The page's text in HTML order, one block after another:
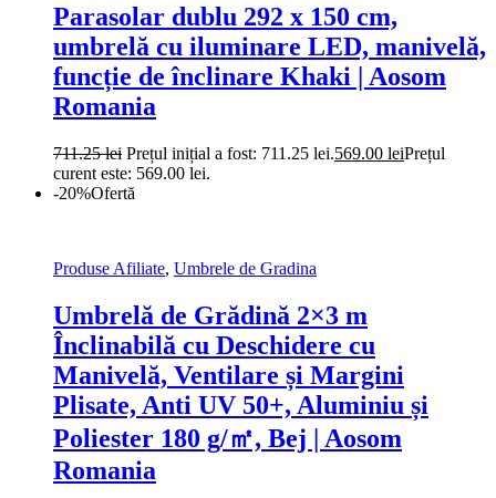
Parasolar dublu 292 x 150 cm,
umbrelă cu iluminare LED, manivelă,
funcție de înclinare Khaki | Aosom
Romania
711.25lei Prețul inițial a fost: 711.25 lei.569.00 leiPrețul
curent este: 569.00 lei.
-20%Ofertă
Produse Afiliate, Umbrele de Gradina
Umbrelă de Grădină 2×3 m
Înclinabilă cu Deschidere cu
Manivelă, Ventilare și Margini
Plisate, Anti UV 50+, Aluminiu și
Poliester 180 g/㎡, Bej | Aosom
Romania